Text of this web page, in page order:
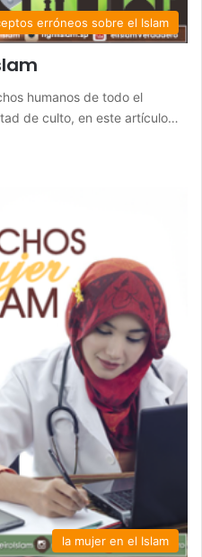
erróneos sobre el Islam
humanos de todo el
de culto, en este artículo…
la mujer en el Islam